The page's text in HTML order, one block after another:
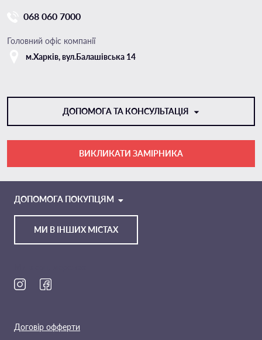
068 060 7000
Головний офіс компанії
м.Харкiв, вул.Балашівська 14
ДОПОМОГА ТА КОНСУЛЬТАЦІЯ
TELEGRAM
ВИКЛИКАТИ ЗАМІРНИКА
МИ В ІНШИХ МІСТАХ
ДОПОМОГА ПОКУПЦЯМ
Договір офферти